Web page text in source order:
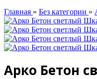
Главная » Без категории »
Арко Бетон